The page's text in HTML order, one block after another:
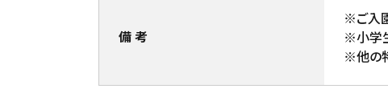
備 考
※ご入
※小学
※他の